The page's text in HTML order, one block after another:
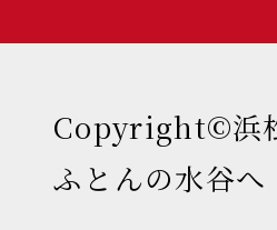
Copyright©浜
ふとんの水谷